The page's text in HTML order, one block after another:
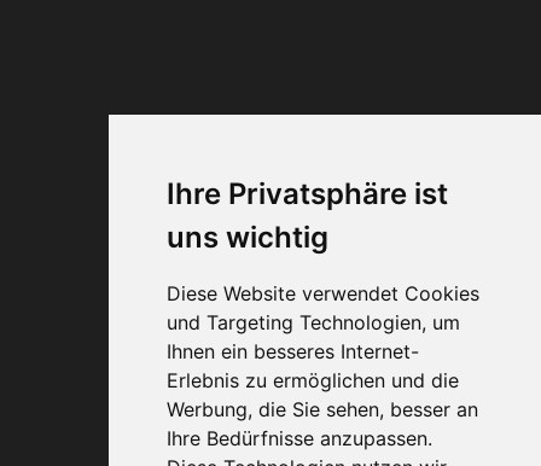
Ihre Privatsphäre ist
uns wichtig
Diese Website verwendet Cookies
und Targeting Technologien, um
Ihnen ein besseres Internet-
Erlebnis zu ermöglichen und die
Werbung, die Sie sehen, besser an
Ihre Bedürfnisse anzupassen.
Web-Design + SEOCarlheinz Schichl
0800 40 200 33